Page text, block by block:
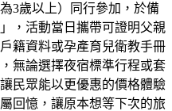
3歲以上）同行參加，於備
，活動當日攜帶可證明父親
籍資料或孕產育兒衛教手冊
無論選擇夜宿標準行程或套
民眾能以更優惠的價格體驗
回憶，讓原本想等下次的旅